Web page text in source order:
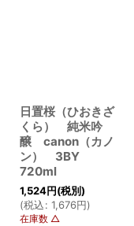
日置桜（ひおきざ
くら） 純米吟
醸 canon（カノ
ン） 3BY
720ml
1,524円(税別)
(税込: 1,676円)
在庫数 △